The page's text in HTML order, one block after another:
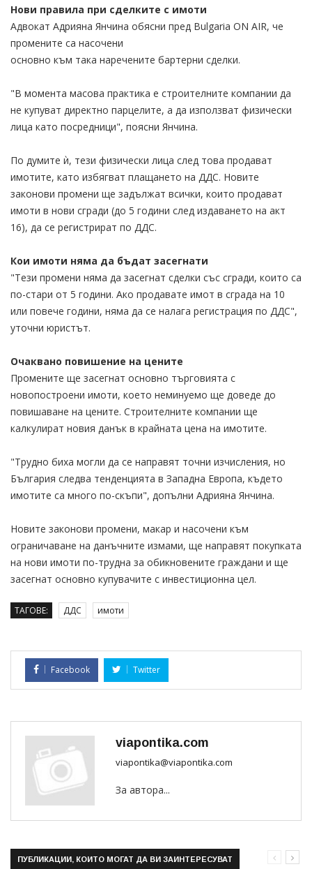
Нови правила при сделките с имоти
Адвокат Адрияна Янчина обясни пред Bulgaria ON AIR, че
промените са насочени
основно към така наречените бартерни сделки.
"В момента масова практика е строителните компании да
не купуват директно парцелите, а да използват физически
лица като посредници", поясни Янчина.
По думите ѝ, тези физически лица след това продават
имотите, като избягват плащането на ДДС. Новите
законови промени ще задължат всички, които продават
имоти в нови сгради (до 5 години след издаването на акт
16), да се регистрират по ДДС.
Кои имоти няма да бъдат засегнати
"Тези промени няма да засегнат сделки със сгради, които са
по-стари от 5 години. Ако продавате имот в сграда на 10
или повече години, няма да се налага регистрация по ДДС",
уточни юристът.
Очаквано повишение на цените
Промените ще засегнат основно търговията с
новопостроени имоти, което неминуемо ще доведе до
повишаване на цените. Строителните компании ще
калкулират новия данък в крайната цена на имотите.
"Трудно биха могли да се направят точни изчисления, но
България следва тенденцията в Западна Европа, където
имотите са много по-скъпи", допълни Адрияна Янчина.
Новите законови промени, макар и насочени към
ограничаване на данъчните измами, ще направят покупката
на нови имоти по-трудна за обикновените граждани и ще
засегнат основно купувачите с инвестиционна цел.
ТАГОВЕ: ДДС имоти
Facebook Twitter
viapontika.com
viapontika@viapontika.com
За автора...
ПУБЛИКАЦИИ, КОИТО МОГАТ ДА ВИ ЗАИНТЕРЕСУВАТ